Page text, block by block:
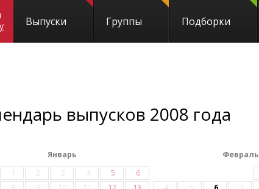
Выпуски Группы Подборки
выпусков 2008 года
Январь
1
2 3 4 5
6
Февраль